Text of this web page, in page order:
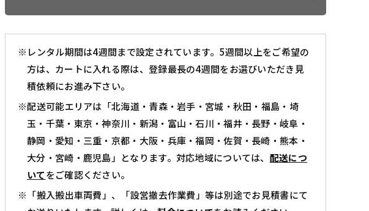
ン
グ
ル
ラ
ッ
ク
W900
タ
イ
プ
/
カートに入れる
※レンタル期間は4週間まで設定されています。5週間以上をご希望の
方は、カートに入れる際は、登録最長の4週間をお選びいただき見
積依頼にお進み下さい。
※配送可能エリアは「北海道・青森・岩手・宮城・秋田・福島・埼
玉・千葉・東京・神奈川・新潟・富⼭・石川・福井・⻑野・岐阜・
静岡・愛知・三重・京都・大阪・兵庫・福岡・佐賀・長崎・熊本・
大分・宮崎・鹿児島」となります。対応地域については、 配送につ
いてをご確認ください。
※「搬入搬出車両費」、「設営撤去作業費」等は別途でお見積書にて